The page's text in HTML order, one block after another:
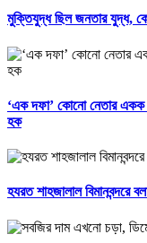
মুক্তিযুদ্ধ ছিল জনতার যুদ্ধ,
‘এক দফা’ কোনো নেতার একক
হক
হযরত শাহজালাল বিমানবন্দরে